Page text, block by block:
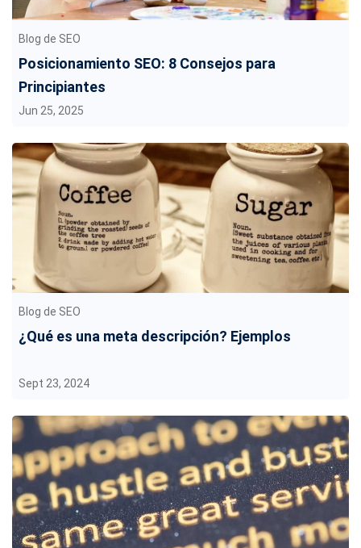
Blog de SEO
Posicionamiento SEO: 8 Consejos para
Principiantes
Jun 25, 2025
Blog de SEO
¿Qué es una meta descripción? Ejemplos
Sept 23, 2024